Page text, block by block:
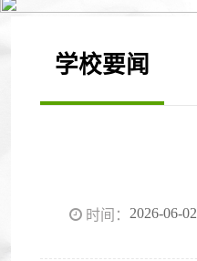
学校要闻
时间： 2026-06-02